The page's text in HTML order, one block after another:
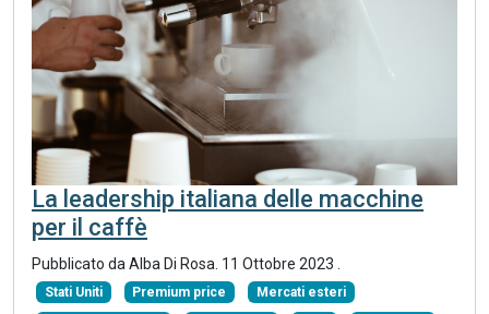
La leadership italiana delle macchine
per il caffè
Pubblicato da Alba Di Rosa. 11 Ottobre 2023
Stati Uniti Premium price Mercati esteri